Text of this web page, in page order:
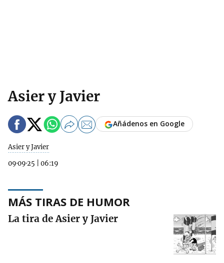
Asier y Javier
Asier y Javier
09·09·25
06:19
Añádenos en Google
MÁS TIRAS DE HUMOR
La tira de Asier y Javier